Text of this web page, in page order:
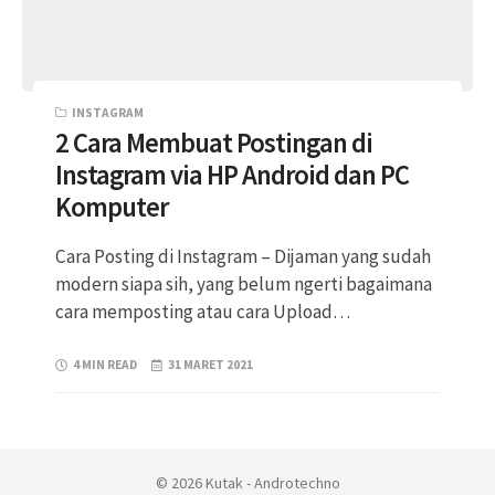
INSTAGRAM
2 Cara Membuat Postingan di
Instagram via HP Android dan PC
Komputer
Cara Posting di Instagram – Dijaman yang sudah
modern siapa sih, yang belum ngerti bagaimana
cara memposting atau cara Upload…
4 MIN READ 31 MARET 2021
© 2026 Kutak - Androtechno